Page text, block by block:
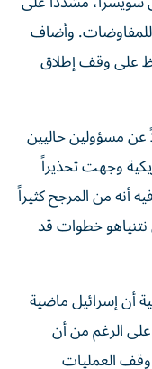
للمفاوضات. وأضاف
على وقف إطلاق
مسؤولين حاليين
وجهت تحذيراً
أنه من المرجح كثيراً
نتنياهو خطوات قد
أن إسرائيل ماضية
الرغم من أن
العمليات